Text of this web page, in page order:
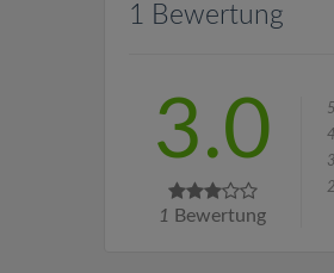
1 Bewertung
3.0
1 Bewertung
5
4
3
2